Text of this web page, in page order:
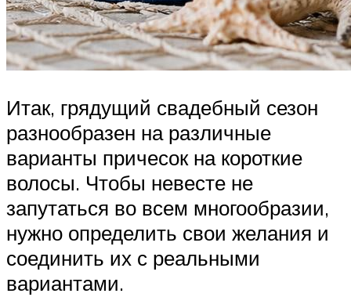
Итак, грядущий свадебный сезон
разнообразен на различные
варианты причесок на короткие
волосы. Чтобы невесте не
запутаться во всем многообразии,
нужно определить свои желания и
соединить их с реальными
вариантами.